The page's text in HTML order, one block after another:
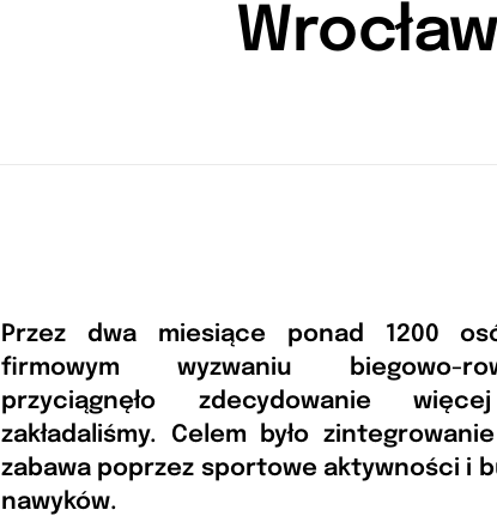
Wrocław
Przez dwa miesiące ponad 1200
firmowym wyzwaniu biegowo-
przyciągnęło zdecydowanie
zakładaliśmy. Celem było
zabawa poprzez sportowe aktywności i
nawyków.